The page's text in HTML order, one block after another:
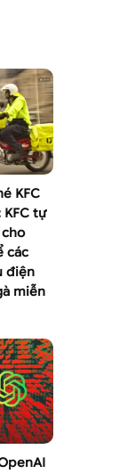
KFC
tự
các
điện
miễn